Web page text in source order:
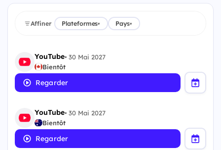
Affiner Plateformes▾ Pays▾
YouTube•30 Mai 2027
Bientôt
Regarder
YouTube•30 Mai 2027
Bientôt
Regarder